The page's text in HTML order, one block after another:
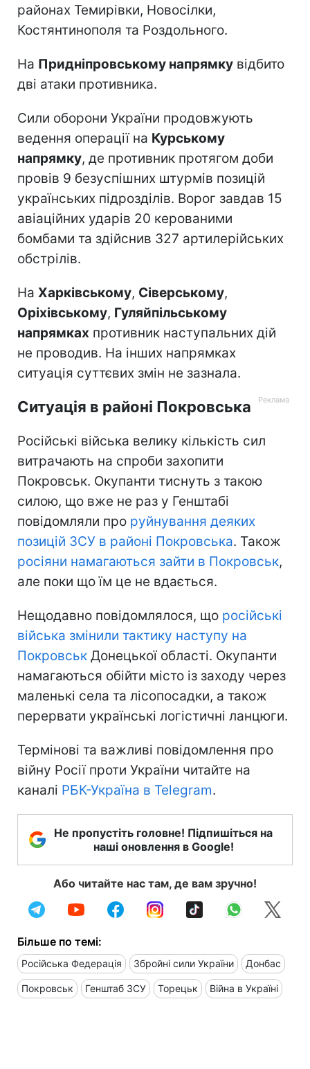
районах Темирівки, Новосілки,
Костянтинополя та Роздольного.
На Придніпровському напрямку відбито
дві атаки противника.
Сили оборони України продовжують
ведення операції на Курському
напрямку, де противник протягом доби
провів 9 безуспішних штурмів позицій
українських підрозділів. Ворог завдав 15
авіаційних ударів 20 керованими
бомбами та здійснив 327 артилерійських
обстрілів.
На Харківському, Сіверському,
Оріхівському, Гуляйпільському
напрямках противник наступальних дій
не проводив. На інших напрямках
ситуація суттєвих змін не зазнала.
Ситуація в районі Покровська
Російські війська велику кількість сил
витрачають на спроби захопити
Покровськ. Окупанти тиснуть з такою
силою, що вже не раз у Генштабі
повідомляли про руйнування деяких
позицій ЗСУ в районі Покровська. Також
росіяни намагаються зайти в Покровськ,
але поки що їм це не вдається.
Нещодавно повідомлялося, що російські
війська змінили тактику наступу на
Покровськ Донецької області. Окупанти
намагаються обійти місто із заходу через
маленькі села та лісопосадки, а також
перервати українські логістичні ланцюги.
Термінові та важливі повідомлення про
війну Росії проти України читайте на
каналі РБК-Україна в Telegram.
Не пропустіть головне! Підпишіться на
наші оновлення в Google!
Або читайте нас там, де вам зручно!
Більше по темі:
Російська Федерація Збройні сили України Донбас
Покровськ Генштаб ЗСУ Торецьк Війна в Україні